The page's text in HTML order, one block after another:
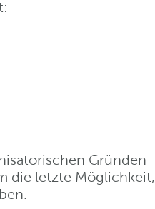
Gründen
die letzte Möglichkeit,